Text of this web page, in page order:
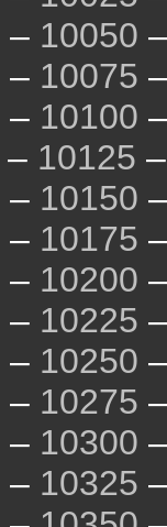
– 10050
– 10075
– 10100
– 10125
– 10150
– 10175
– 10200
– 10225
– 10250
– 10275
– 10300
– 10325